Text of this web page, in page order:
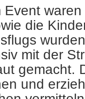
die
mit der
gemacht.
und